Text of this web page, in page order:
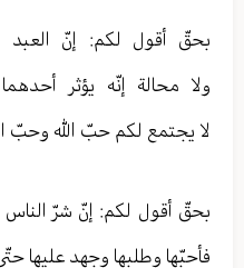
بحقّ أقول لكم: إنّ العبد
ولا محالة إنّه يؤثر
لا يجتمع لكم حبّ الله وحبّ
بحقّ أقول لكم: إنّ شرّ الناس
فأحبّها وطلبها وجهد عليها